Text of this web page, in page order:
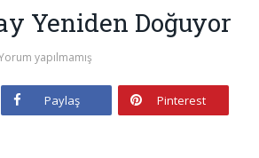
Yeniden Doğuyor
yapılmamış
Paylaş Pinterest